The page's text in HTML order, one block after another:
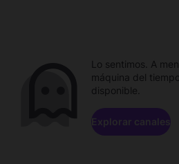
Lo sentimos. A
máquina del
disponible.
Explorar canales